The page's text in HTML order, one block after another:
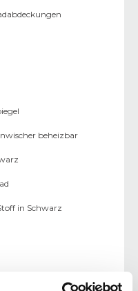
beheizbar
in Schwarz